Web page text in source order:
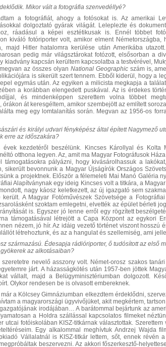
Mikor vált a fotográfia szenvedéllyé?
a fotográfiát, ahogy a fotósokat is. Az amerikai
dolgoztató gyárak világát. Leleplezte és
ráadásul a képei esztétikusak is. Ennél többet
kiváló fotóriporter volt, amikor elment Németországba,
majd Hitler hatalomra kerülése után Amerikába
pedig már világsztárokat fotózott, elsősorban a
kiadvány kapcsán kerültem kapcsolatba a testvérével,
az összes olyan National Geographicszám is,
is sikerült szert tennem. Ebből kiderül, hogy a
egymás után. Az egyiken a milicista megkapja a
a korábban elengedett puskával. Az is érdekes
és mindenképpen szerettem volna többet
órákon át keresgéltem, amikor szembejött az említett
meg egy lomtalanítás során. Megvan az 1956-os
és királyi udvari fényképész által épített Nagymező
erre az időszakára?
évek kezdetéről beszélünk. Kincses Károllyal és
otthona legyen. Az, amit ma Magyar Fotográfusok
támogatásokra pályázni, hogy kivásárolhassuk a
sikerült bevonnunk a Magyar Újságírók Országos
a projektnek. Először a félemeleti Mai Manó Galéria
Alapítványnak egy ideig Kincses volt a titkára, a
nagy káosz keletkezett, az új igazgató sem
került. A Magyar Fotóművészek Szövetsége a
szoktam emlegetni, elvették az épület bérleti
is. Egyszer jó lenne erről egy rögzített
támogatásával létrejött a Capa Központ az egykori
nézem, jó hír. Az idáig vezető történet viszont
létrehoztunk, és az a hangulat és szellemiség, ami
származású. Édesapja rádióriporter, ő tudósított az első
erek az alkotásaiban?
nevelő asszony volt. Német-orosz szakos
járt. A házasságkötés után 1957-ben jöttek
vállalt, majd a Belügyminisztériumban dolgozott.
Olykor rendesen be is olvasott embereknek.
a Kölcsey Gimnáziumban elkezdtem érdeklődni,
a magyarországi ügyvivőjüket, akit megkértem,
irodájában… A barátommal bejártunk az
a Holdra szállással kapcsolatos filmeket
utcai fotóiskolában KISZ-titkárnak választottak.
Egy alkalommal meghívtuk Andrzej Wajda
Vállalatnál is KISZ-titkár lettem, sőt, ennek révén
beszervezni. Az akkori főszerkesztő-